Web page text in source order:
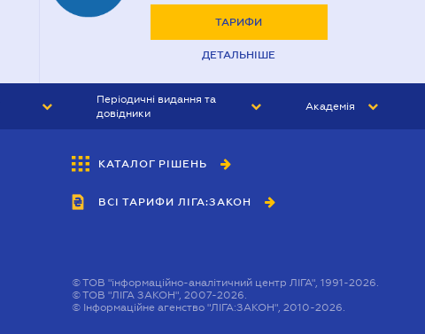
ТАРИФИ
ДЕТАЛЬНІШЕ
Періодичні видання та
довідники
БУХГАЛТЕР&ЗАКОН
ВІСНИК МСФЗ
Академія
КАТАЛОГ РІШЕНЬ
ВСІ ТАРИФИ ЛІГА:ЗАКОН
©ТОВ "інформаційно-аналітичний центр ЛІГА", 1991-2026.
©ТОВ "ЛІГА ЗАКОН", 2007-2026.
© Інформаційне агенство "ЛІГА:ЗАКОН", 2010-2026.